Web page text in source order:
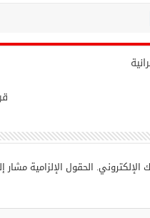
الإلكتروني. الحقول الإلزامية مشار